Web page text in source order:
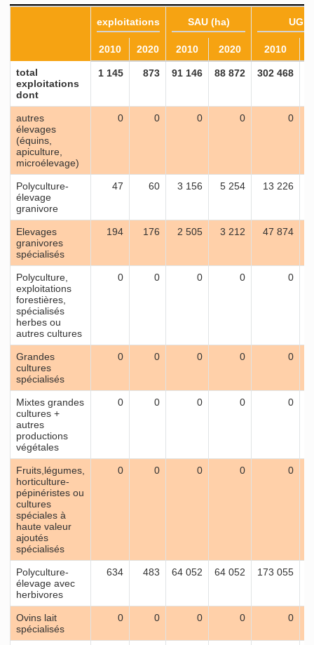
exploitations SAU (ha) UGB
2010 2020 2010 2020 2010
total
exploitations
dont
1 145 873 91 146 88 872 302 468
autres
élevages
(équins,
apiculture,
microélevage)
0 0 0 0 0
Polyculture-
élevage
granivore
47 60 3 156 5 254 13 226
Elevages
granivores
spécialisés
194 176 2 505 3 212 47 874
Polyculture,
exploitations
forestières,
spécialisés
herbes ou
autres cultures
0 0 0 0 0
Grandes
cultures
spécialisés
0 0 0 0 0
Mixtes grandes
cultures +
autres
productions
végétales
0 0 0 0 0
Fruits,légumes,
horticulture-
pépinéristes ou
cultures
spéciales à
haute valeur
ajoutés
spécialisés
0 0 0 0 0
Polyculture-
élevage avec
herbivores
634 483 64 052 64 052 173 055
Ovins lait
spécialisés
0 0 0 0 0